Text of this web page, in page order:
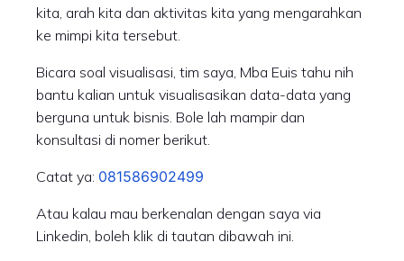
kita, arah kita dan aktivitas kita yang mengarahkan
ke mimpi kita tersebut.
Bicara soal visualisasi, tim saya, Mba Euis tahu nih
bantu kalian untuk visualisasikan data-data yang
berguna untuk bisnis. Bole lah mampir dan
konsultasi di nomer berikut.
Catat ya: 081586902499
Atau kalau mau berkenalan dengan saya via
Linkedin, boleh klik di tautan dibawah ini.